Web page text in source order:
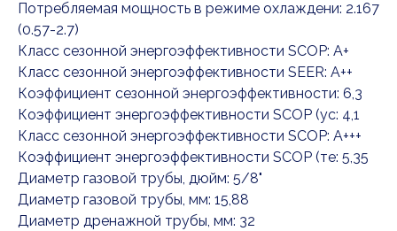
Потребляемая мощность в режиме охлаждени: 2.167
(0.57-2.7)
Класс сезонной энергоэффективности SCOP: A+
Класс сезонной энергоэффективности SEER: A++
Коэффициент сезонной энергоэффективности: 6,3
Коэффициент энергоэффективности SCOP (ус: 4,1
Класс сезонной энергоэффективности SCOP: A+++
Коэффициент энергоэффективности SCOP (те: 5,35
Диаметр газовой трубы, дюйм: 5/8"
Диаметр газовой трубы, мм: 15,88
Диаметр дренажной трубы, мм: 32